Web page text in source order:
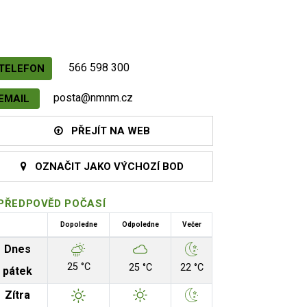
566 598 300
posta@nmnm.cz
PŘEJÍT NA WEB
OZNAČIT JAKO VÝCHOZÍ BOD
POČASÍ
Dopoledne Odpoledne Večer
Dnes
pátek
25 °C 25 °C 22 °C
Zítra